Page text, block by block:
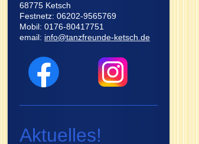
68775 Ketsch
Festnetz: 06202-9565769
Mobil: 0176-80417751
email: info@tanzfreunde-ketsch.de
Aktuelles!